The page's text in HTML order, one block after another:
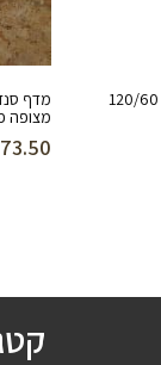
מצופה
73.50